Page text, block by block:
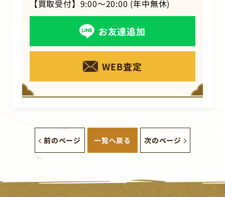
【買取受付】 9:00～20:00 (年中無休)
お友達追加
WEB査定
前のページ 一覧へ戻る 次のページ